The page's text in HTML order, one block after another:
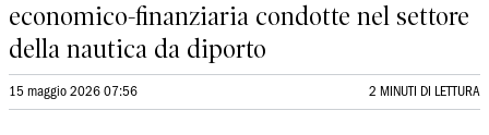
economico-finanziaria condotte nel settore
della nautica da diporto
15 maggio 2026 07:56 2 MINUTI DI LETTURA